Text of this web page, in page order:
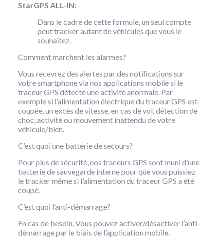
StarGPS ALL-IN:
Dans le cadre de cette formule, un seul compte
peut tracker autant de véhicules que vous le
souhaitez.
Comment marchent les alarmes?
Vous recevrez des alertes par des notifications sur
votre smartphone via nos applications mobile si le
traceur GPS détecte une activité anormale. Par
exemple si l’alimentation électrique du traceur GPS est
coupée, un excès de vitesse, en cas de vol, détection de
choc, activité ou mouvement inattendu de votre
véhicule/bien.
C’est quoi une batterie de secours?
Pour plus de sécurité, nos traceurs GPS sont muni d’une
batterie de sauvegarde interne pour que vous puissiez
le tracker même si l’alimentation du traceur GPS a été
coupé.
C’est quoi l’anti-démarrage?
En cas de besoin, Vous pouvez activer/désactiver l’anti-
démarrage par le biais de l’application mobile.